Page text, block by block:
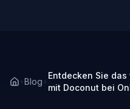
Blog
Entdecken Sie
mit Doconut bei